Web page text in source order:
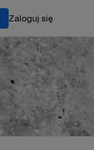
Zaloguj się